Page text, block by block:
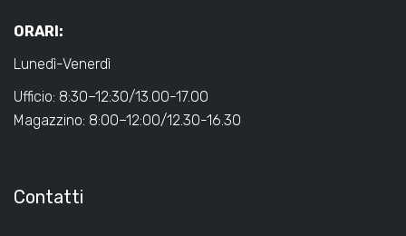
ORARI:
Lunedì-Venerdì
Ufficio: 8:30–12:30/13.00-17.00
Magazzino: 8:00–12:00/12.30-16.30
Contatti